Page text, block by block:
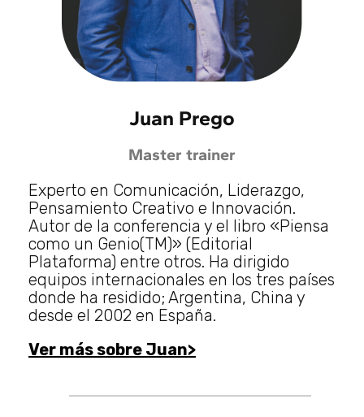
Juan Prego
Master trainer
Experto en Comunicación, Liderazgo,
Pensamiento Creativo e Innovación.
Autor de la conferencia y el libro «Piensa
como un Genio(TM)» (Editorial
Plataforma) entre otros. Ha dirigido
equipos internacionales en los tres países
donde ha residido; Argentina, China y
desde el 2002 en España.
Ver más sobre Juan>